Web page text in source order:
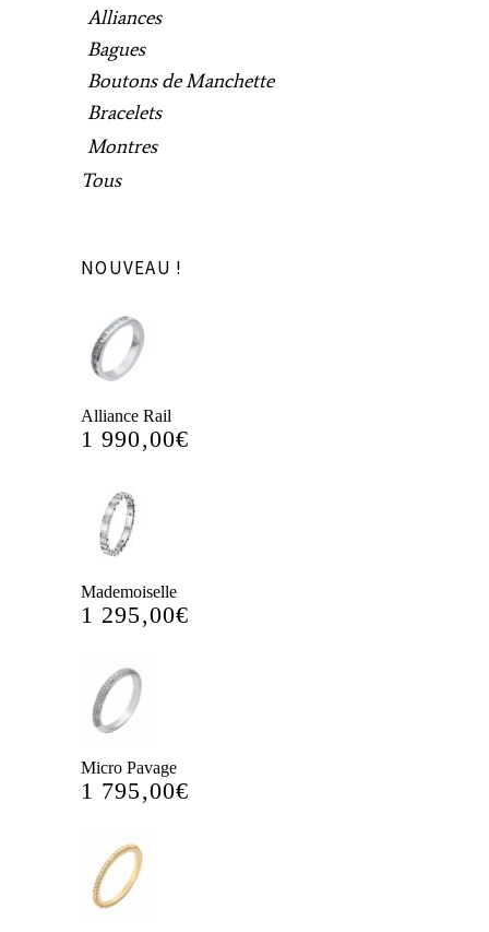
Alliances
Bagues
Boutons de Manchette
Bracelets
Montres
Tous
NOUVEAU !
Alliance Rail
1 990,00€
Mademoiselle
1 295,00€
Micro Pavage
1 795,00€